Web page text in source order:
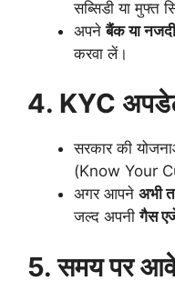
सब्सिडी या मुफ्त
अपनेबैंक या
करवा लें।
4. KYC
सरकार की
(Know Your
अगर आपने अभी
जल्द अपनीगैस
5. समय पर